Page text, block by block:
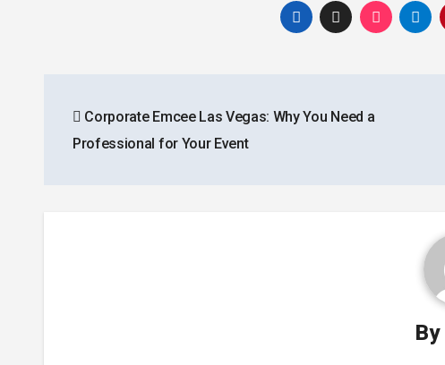
navigation
Corporate Emcee Las Vegas: Why You Need a
Professional for Your Event
By